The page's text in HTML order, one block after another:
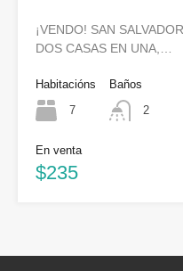
¡VENDO! SAN
DOS CASAS EN UNA,…
Habitacións
7
Baños
2
En venta
$235